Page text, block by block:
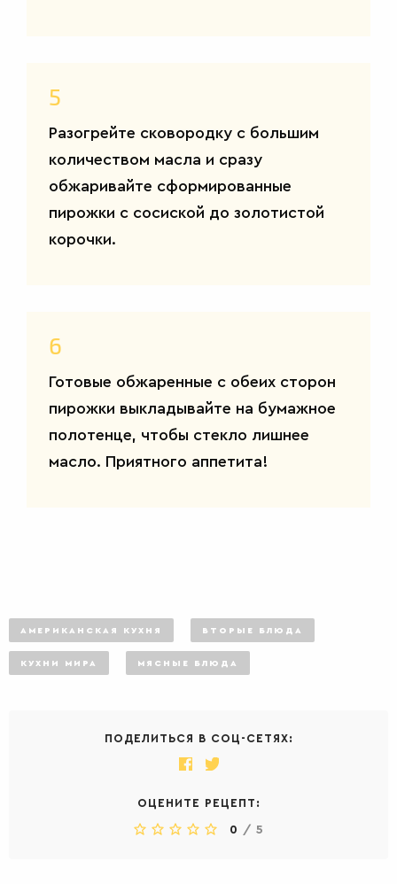
5
Разогрейте сковородку с большим
количеством масла и сразу
обжаривайте сформированные
пирожки с сосиской до золотистой
корочки.
6
Готовые обжаренные с обеих сторон
пирожки выкладывайте на бумажное
полотенце, чтобы стекло лишнее
масло. Приятного аппетита!
АМЕРИКАНСКАЯ КУХНЯ ВТОРЫЕ БЛЮДА
КУХНИ МИРА МЯСНЫЕ БЛЮДА
ПОДЕЛИТЬСЯ В СОЦ-СЕТЯХ:
ОЦЕНИТЕ РЕЦЕПТ:
0 / 5